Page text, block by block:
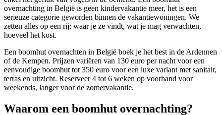
overnachting in België is geen kindervakantie meer, het is een
serieuze categorie geworden binnen de vakantiewoningen. We
zetten alles op een rij: waar je ze vindt, wat je mag verwachten,
hoeveel het kost.
Een boomhut overnachten in België boek je het best in de Ardennen
of de Kempen. Prijzen variëren van 130 euro per nacht voor een
eenvoudige boomhut tot 350 euro voor een luxe variant met sanitair,
terras en uitzicht. Reserveer 4 tot 6 weken op voorhand voor
weekends, langer voor de zomervakantie.
Waarom een boomhut overnachting?